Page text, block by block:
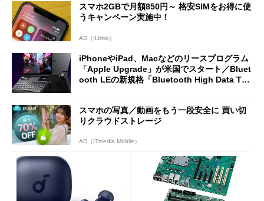
スマホ2GBで月額850円～ 格安SIMをお得に使
うキャンペーン実施中！
AD（IIJmio）
iPhoneやiPad、Macなどのリースプログラム
「Apple Upgrade」が米国でスタート／Bluet
ooth LEの新規格「Bluetooth High Data Thr
スマホの写真／動画をもう一段安全に 買い切
りクラウドストレージ
AD（ITmedia Mobile）